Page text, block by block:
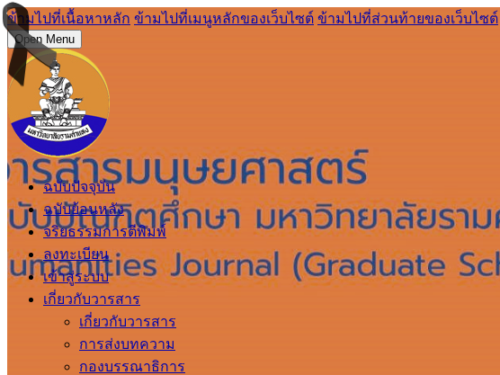
ข้ามไปที่เนื้อหาหลัก ข้ามไปที่เมนูหลักของเว็บไซต์ ข้ามไปที่ส่วนท้ายของเว็บไซต์
Open Menu
ฉบับปัจจุบัน
ฉบับย้อนหลัง
จริยธรรมการตีพิมพ์
ลงทะเบียน
เข้าสู่ระบบ
เกี่ยวกับวารสาร
เกี่ยวกับวารสาร
การส่งบทความ
กองบรรณาธิการ